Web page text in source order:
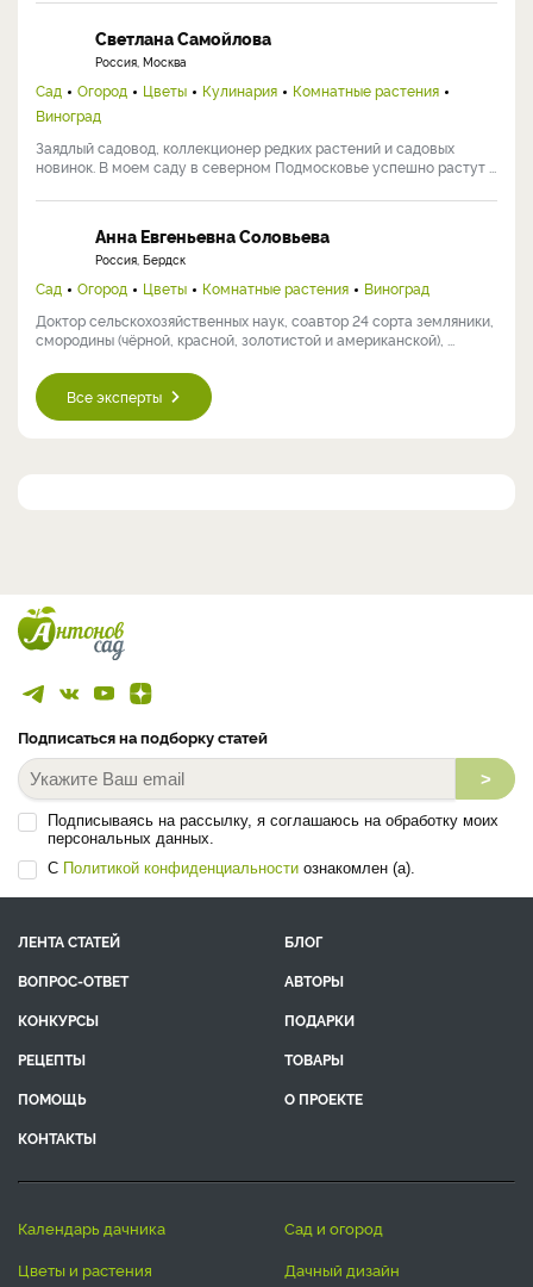
Светлана Самойлова
Россия, Москва
Сад Огород Цветы Кулинария
Комнатные растения
Виноград
Заядлый садовод, коллекционер редких растений и садовых
новинок. В моем саду в северном Подмосковье успешно растут ...
Анна Евгеньевна Соловьева
Россия, Бердск
Сад Огород Цветы Комнатные растения
Виноград
Доктор сельскохозяйственных наук, соавтор 24 сорта земляники,
смородины (чёрной, красной, золотистой и американской), ...
Все эксперты
Подписаться на подборку статей
>
Подписываясь на рассылку, я соглашаюсь на обработку моих
персональных данных.
С Политикой конфиденциальности ознакомлен (а).
ЛЕНТА СТАТЕЙ
БЛОГ
ВОПРОС-ОТВЕТ
АВТОРЫ
КОНКУРСЫ
ПОДАРКИ
РЕЦЕПТЫ
ТОВАРЫ
ПОМОЩЬ
О ПРОЕКТЕ
КОНТАКТЫ
календарь дачника
сад и огород
цветы и растения
дачный дизайн